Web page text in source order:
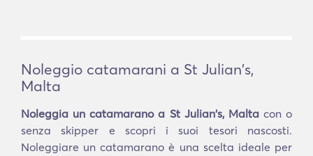
Noleggio catamarani a St Julian's,
Malta
Noleggia un catamarano a St Julian's, Maltacon o
senza skipper e scopri i suoi tesori nascosti.
Noleggiare un catamarano è una scelta ideale per